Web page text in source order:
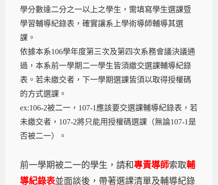
學分數達二分之一以上之學生，需填寫學生選課暨
學習輔導紀錄表，確實讓系上學術導師輔導其選
課。
依據本系106學年度第三次及第四次系務會議決議通
過，本系前一學期二一學生皆須繳交選課輔導紀錄
表。若未繳交者，下一學期選課皆須以取得授權碼
的方式選課。
ex:106-2被二一，107-1應該要交選課輔導紀錄表，若
未繳交者，107-2將只能用授權碼選課（無論107-1是
否被二一）。
前一學期被二一的學生，請和專責導師索取輔
導紀錄表並面談後，帶著選課清單及輔導紀錄